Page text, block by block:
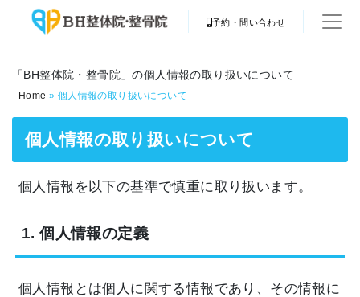
予約・問い合わせ
「BH整体院・整骨院」の個人情報の取り扱いについて
Home » 個人情報の取り扱いについて
個人情報の取り扱いについて
個人情報を以下の基準で慎重に取り扱います。
1. 個人情報の定義
個人情報とは個人に関する情報であり、その情報に